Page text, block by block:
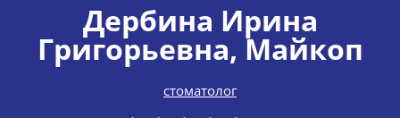
Дербина Ирина
Григорьевна, Майкоп
стоматолог